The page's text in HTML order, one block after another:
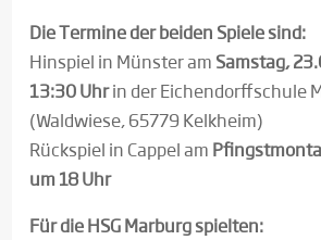
Die Termine der beiden Spiele sind:
Hinspiel in Münster am Samstag,
13:30 Uhrin der Eichendorffschule
(Waldwiese, 65779 Kelkheim)
Rückspiel in Cappel am
um 18 Uhr
Für die HSG Marburg spielten: